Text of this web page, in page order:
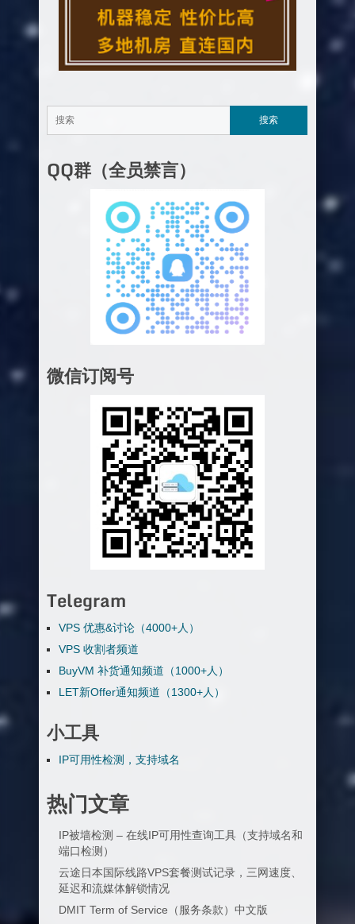
QQ群（全员禁言）
微信订阅号
Telegram
VPS 优惠&讨论（4000+人）
VPS 收割者频道
BuyVM 补货通知频道（1000+人）
LET新Offer通知频道（1300+人）
小工具
IP可用性检测，支持域名
热门文章
IP被墙检测 – 在线IP可用性查询工具（支持域名和
端口检测）
云途日本国际线路VPS套餐测试记录，三网速度、
延迟和流媒体解锁情况
DMIT Term of Service（服务条款）中文版